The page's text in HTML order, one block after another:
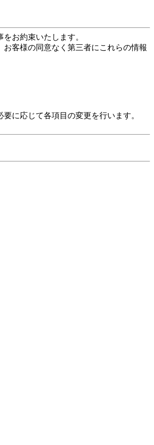
お約束いたします。
客様の同意なく第三者にこれらの情報
に応じて各項目の変更を行います。